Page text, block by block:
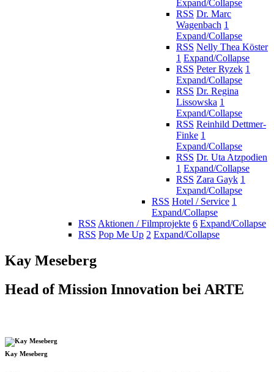
Expand/Collapse
RSS Dr. Marc
Wagenbach 1
Expand/Collapse
RSS Nelly Thea Köster
1 Expand/Collapse
RSS Peter Ryzek 1
Expand/Collapse
RSS Dr. Regina
Lissowska 1
Expand/Collapse
RSS Reinhild Dettmer-
Finke 1
Expand/Collapse
RSS Dr. Uta Atzpodien
1 Expand/Collapse
RSS Zara Gayk 1
Expand/Collapse
RSS Hotel / Service 1
Expand/Collapse
RSS Aktionen / Filmprojekte 6 Expand/Collapse
RSS Pop Me Up 2 Expand/Collapse
Kay Meseberg
Head of Mission Innovation bei ARTE
Kay Meseberg